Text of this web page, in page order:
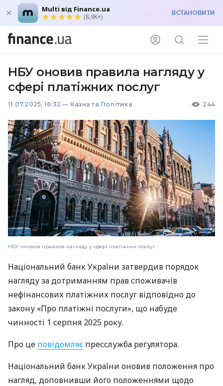
Multi від Finance.ua
(8,9K+) ВСТАНОВИТИ
НБУ оновив правила нагляду у
сфері платіжних послуг
11.07.2025, 16:32 — Казна та Політика 244
НБУ оновив правила нагляду у сфері платіжних послуг
Національний банк України затвердив порядок
нагляду за дотриманням прав споживачів
нефінансових платіжних послуг відповідно до
закону «Про платіжні послуги», що набуде
чинності 1 серпня 2025 року.
Про це повідомляє пресслужба регулятора.
Національний банк України оновив положення про
нагляд, доповнивши його положеннями щодо